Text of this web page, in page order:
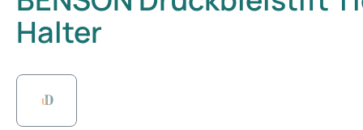
Halter